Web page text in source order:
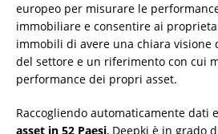
europeo per misurare le
immobiliare e consentire ai
immobili di avere una chiara visione
del settore e un riferimento con cui
performance dei propri asset.
Raccogliendo automaticamente dati
asset in 52 Paesi, Deepki è in grado